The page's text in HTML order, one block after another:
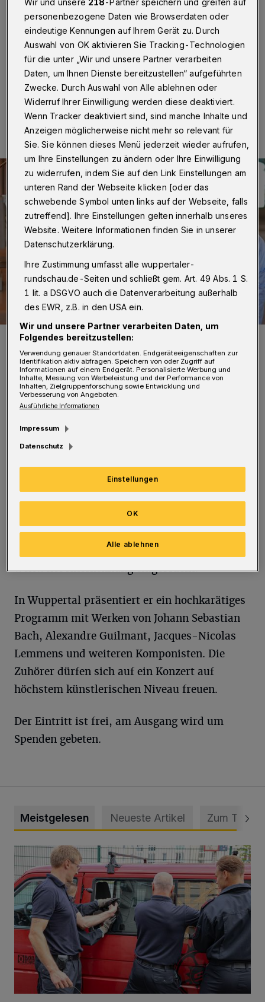
Wuppertal· ... ist am Pfingstmontag (25. Mai 2026)
um 18 Uhr zu Gast in der Pfarrkirche St. Johann Baptist
an der Normannenstraße 71
25.05.2026 , 11:00 Uhr Eine Minute Lesezeit
Der Organist Ben van Oosten.
B en van Oosten zählt seit Jahrzehnten zu
den führenden Organisten weltweit. Als
gefragter Dozent prägt er die internationale
Einspielungen und Konzertprogramme zur
französisch-symphonischen Orgelliteratur
genießen Referenzstatus und haben ihm
weltweite Anerkennung eingebracht.
In Wuppertal präsentiert er ein hochkarätiges
Programm mit Werken von Johann Sebastian
Bach, Alexandre Guilmant, Jacques-Nicolas
Lemmens und weiteren Komponisten. Die
Zuhörer dürfen sich auf ein Konzert auf
höchstem künstlerischen Niveau freuen.
Der Eintritt ist frei, am Ausgang wird um
Spenden gebeten.
Meistgelesen Neueste Artikel Zum Thema
Feuerwehr befreit Kind aus verschlossenem VW Bulli
personenbezogene Daten wie Browserdaten oder
eindeutige Kennungen auf Ihrem Gerät zu. Durch
Auswahl von OK aktivieren Sie Tracking-Technologien
für die unter „Wir und unsere Partner verarbeiten
Daten, um Ihnen Dienste bereitzustellen“ aufgeführten
Zwecke. Durch Auswahl von Alle ablehnen oder
Widerruf Ihrer Einwilligung werden diese deaktiviert.
Wenn Tracker deaktiviert sind, sind manche Inhalte und
Anzeigen möglicherweise nicht mehr so relevant für
Sie. Sie können dieses Menü jederzeit wieder aufrufen,
um Ihre Einstellungen zu ändern oder Ihre Einwilligung
zu widerrufen, indem Sie auf den Link Einstellungen am
unteren Rand der Webseite klicken [oder das
schwebende Symbol unten links auf der Webseite, falls
zutreffend]. Ihre Einstellungen gelten innerhalb unseres
Website. Weitere Informationen finden Sie in unserer
Datenschutzerklärung.
Ihre Zustimmung umfasst alle wuppertaler-
rundschau.de-Seiten und schließt gem. Art. 49 Abs. 1 S.
1 lit. a DSGVO auch die Datenverarbeitung außerhalb
des EWR, z.B. in den USA ein.
Wir und unsere Partner verarbeiten Daten, um
Folgendes bereitzustellen:
Verwendung genauer Standortdaten. Endgeräteeigenschaften zur
Identifikation aktiv abfragen. Speichern von oder Zugriff auf
Informationen auf einem Endgerät. Personalisierte Werbung und
Inhalte, Messung von Werbeleistung und der Performance von
Inhalten, Zielgruppenforschung sowie Entwicklung und
Verbesserung von Angeboten.
Ausführliche Informationen
Impressum
Datenschutz
Einstellungen
Alle ablehnen
OK